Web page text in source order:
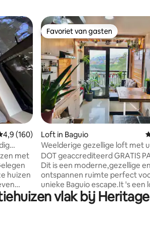
beoordeling van 4,9 uit 5, 160
4,9 (160)
met
huizen
een
Favoriet van gasten
Favoriet van gasten
Loft in Baguio
Weelderige gezellige loft met
het balkon en snelle wifi
DOT geaccrediteerd GRATIS
Dit is een moderne,gezellige en
ontspannen ruimte perfect
unieke Baguio escape.It 's een
appartement met een balkon
ontworpen voor
vlak bij